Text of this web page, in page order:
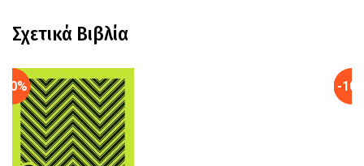
Σχετικά Βιβλία
-